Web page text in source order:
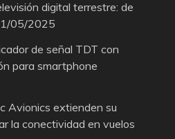
digital terrestre: de
05/2025
de señal TDT con
para smartphone
Avionics extienden su
la conectividad en vuelos